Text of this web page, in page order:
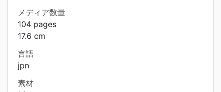
メディア数量
104 pages
17.6 cm
言語
jpn
素材